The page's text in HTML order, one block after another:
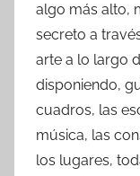
algo más alto,
secreto a
arte a lo largo
disponiendo,
cuadros, las
música, las
los lugares,